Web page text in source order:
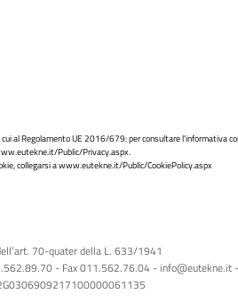
al Regolamento UE 2016/679: per consultare l'informativa
Public/Privacy.aspx.
collegarsi awww.eutekne.it/Public/CookiePolicy.aspx
70-quater della L. 633/1941
- Fax 011.562.76.04 -